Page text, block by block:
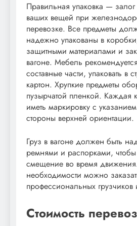
Правильная упаковка — залог
ваших вещей при
перевозке. Все предметы
надежно упакованы в
защитными материалами и
вагоне. Мебель
составные части, упаковать в
картон. Хрупкие предметы
пузырчатой пленкой. Каждая
иметь маркировку с
стороны верхней ориентации.
Груз в вагоне должен быть
ремнями и распорками, чтобы
смещение во время
необходимости можно
профессиональных
Стоимость